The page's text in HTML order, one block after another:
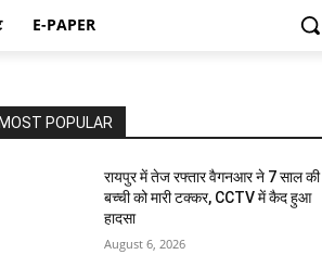
E-PAPER
MOST POPULAR
रायपुर में तेज रफ्तार वैगनआर ने 7 साल की
बच्ची को मारी टक्कर, CCTV में कैद हुआ
हादसा
August 6, 2026